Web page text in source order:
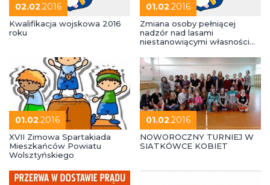
02.02.2016
Kwalifikacja wojskowa 2016
roku
01.02.2016
Zmiana osoby pełniącej
nadzór nad lasami
niestanowiącymi własności
01.02.2016
XVII Zimowa Spartakiada
Mieszkańców Powiatu
Wolsztyńskiego
01.02.2016
NOWOROCZNY TURNIEJ W
SIATKÓWCE KOBIET